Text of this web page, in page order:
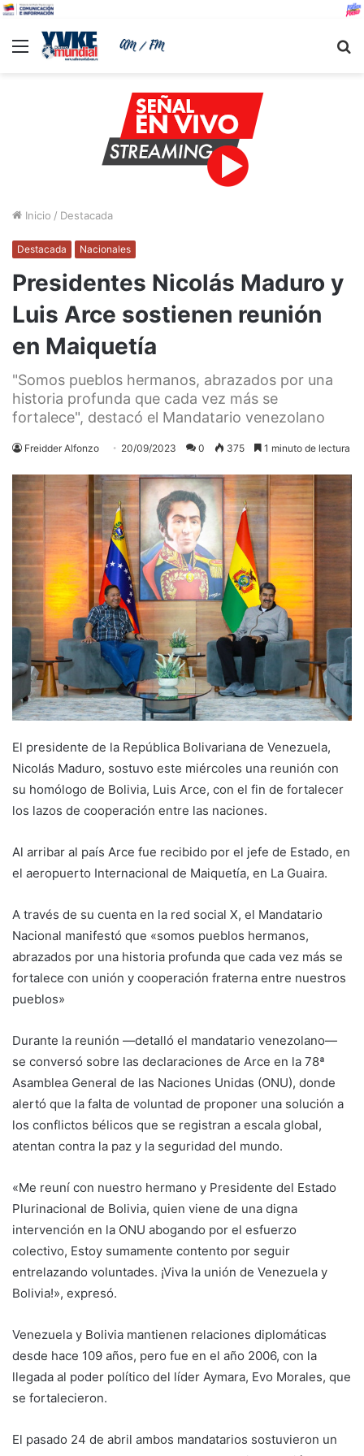
Menu
Inicio / Destacada
Destacada Nacionales
Presidentes Nicolás Maduro y
Luis Arce sostienen reunión
en Maiquetía
"Somos pueblos hermanos, abrazados por una
historia profunda que cada vez más se
fortalece", destacó el Mandatario venezolano
Freidder Alfonzo 20/09/2023 0 375 1 minuto de lectura
El presidente de la República Bolivariana de Venezuela,
Nicolás Maduro, sostuvo este miércoles una reunión con
su homólogo de Bolivia, Luis Arce, con el fin de fortalecer
los lazos de cooperación entre las naciones.
Al arribar al país Arce fue recibido por el jefe de Estado, en
el aeropuerto Internacional de Maiquetía, en La Guaira.
A través de su cuenta en la red social X, el Mandatario
Nacional manifestó que «somos pueblos hermanos,
abrazados por una historia profunda que cada vez más se
fortalece con unión y cooperación fraterna entre nuestros
pueblos»
Durante la reunión —detalló el mandatario venezolano—
se conversó sobre las declaraciones de Arce en la 78ª
Asamblea General de las Naciones Unidas (ONU), donde
alertó que la falta de voluntad de proponer una solución a
los conflictos bélicos que se registran a escala global,
atentan contra la paz y la seguridad del mundo.
«Me reuní con nuestro hermano y Presidente del Estado
Plurinacional de Bolivia, quien viene de una digna
intervención en la ONU abogando por el esfuerzo
colectivo, Estoy sumamente contento por seguir
entrelazando voluntades. ¡Viva la unión de Venezuela y
Bolivia!», expresó.
Venezuela y Bolivia mantienen relaciones diplomáticas
desde hace 109 años, pero fue en el año 2006, con la
llegada al poder político del líder Aymara, Evo Morales, que
se fortalecieron.
El pasado 24 de abril ambos mandatarios sostuvieron un